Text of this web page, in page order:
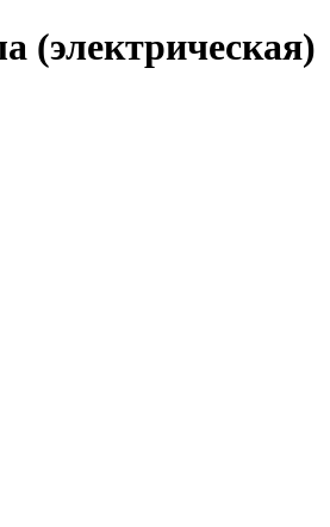
(электрическая)